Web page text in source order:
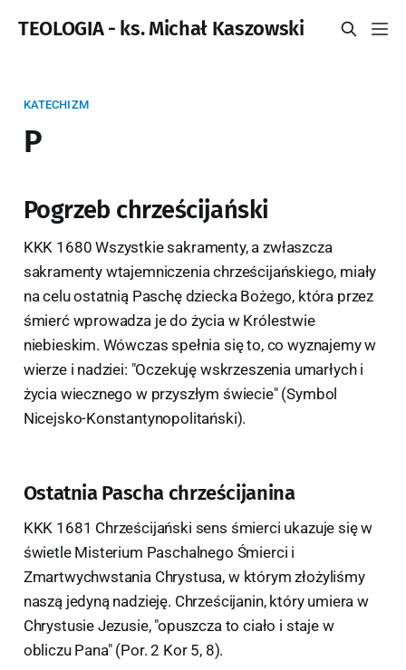
TEOLOGIA - ks. Michał Kaszowski
KATECHIZM
P
Pogrzeb chrześcijański
KKK 1680 Wszystkie sakramenty, a zwłaszcza
sakramenty wtajemniczenia chrześcijańskiego, miały
na celu ostatnią Paschę dziecka Bożego, która przez
śmierć wprowadza je do życia w Królestwie
niebieskim. Wówczas spełnia się to, co wyznajemy w
wierze i nadziei: "Oczekuję wskrzeszenia umarłych i
życia wiecznego w przyszłym świecie" (Symbol
Nicejsko-Konstantynopolitański).
Ostatnia Pascha chrześcijanina
KKK 1681 Chrześcijański sens śmierci ukazuje się w
świetle Misterium Paschalnego Śmierci i
Zmartwychwstania Chrystusa, w którym złożyliśmy
naszą jedyną nadzieję. Chrześcijanin, który umiera w
Chrystusie Jezusie, "opuszcza to ciało i staje w
obliczu Pana" (Por. 2 Kor 5, 8).